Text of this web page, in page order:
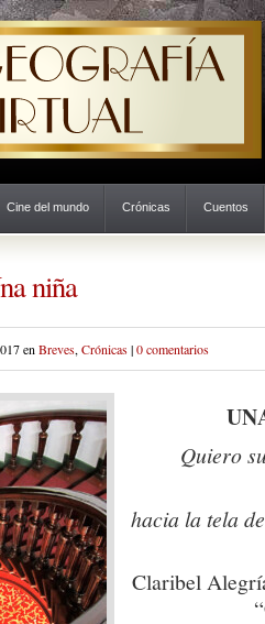
Cine del mundo Crónicas Cuentos
niña
en Breves, Crónicas|0 comentarios
Quiero
hacia la tela
Claribel